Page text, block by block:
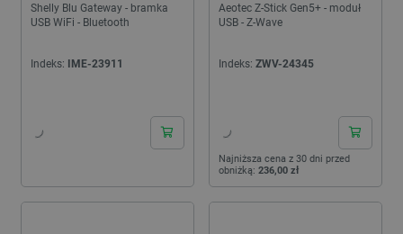
Shelly Blu Gateway - bramka
USB WiFi - Bluetooth
Indeks: IME-23911
Aeotec Z-Stick Gen5+ - moduł
USB - Z-Wave
Indeks: ZWV-24345
Najniższa cena z 30 dni przed
obniżką: 236,00 zł